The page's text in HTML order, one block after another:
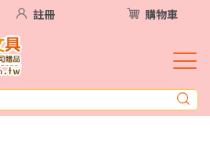
註冊 購物車